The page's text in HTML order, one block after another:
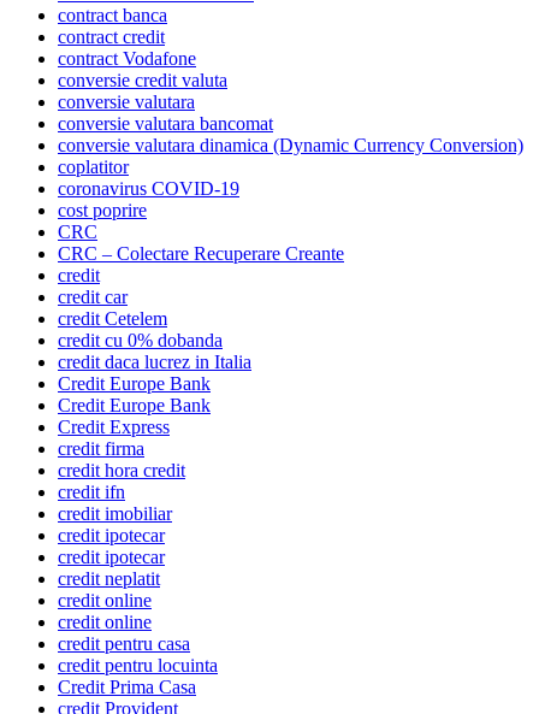
contract banca
contract credit
contract Vodafone
conversie credit valuta
conversie valutara
conversie valutara bancomat
conversie valutara dinamica (Dynamic Currency Conversion)
coplatitor
coronavirus COVID-19
cost poprire
CRC
CRC – Colectare Recuperare Creante
credit
credit car
credit Cetelem
credit cu 0% dobanda
credit daca lucrez in Italia
Credit Europe Bank
Credit Europe Bank
Credit Express
credit firma
credit hora credit
credit ifn
credit imobiliar
credit ipotecar
credit ipotecar
credit neplatit
credit online
credit online
credit pentru casa
credit pentru locuinta
Credit Prima Casa
credit Provident